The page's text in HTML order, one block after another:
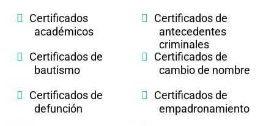
Certificados
académicos
Certificados de
antecedentes
criminales
Certificados de
bautismo
Certificados de
cambio de nombre
Certificados de
defunción
Certificados de
empadronamiento